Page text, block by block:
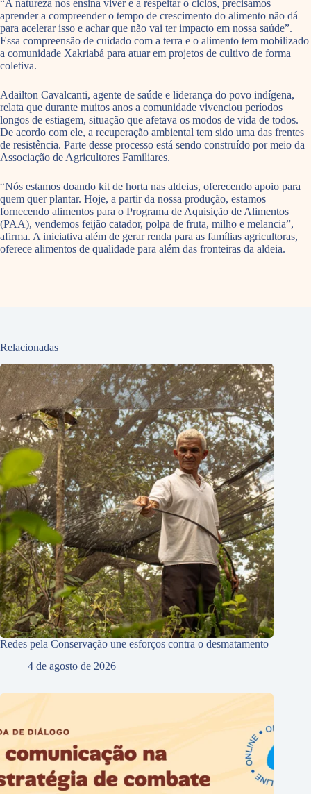
“A natureza nos ensina viver e a respeitar o ciclos, precisamos
aprender a compreender o tempo de crescimento do alimento não dá
para acelerar isso e achar que não vai ter impacto em nossa saúde”.
Essa compreensão de cuidado com a terra e o alimento tem mobilizado
a comunidade Xakriabá para atuar em projetos de cultivo de forma
coletiva.
Adailton Cavalcanti, agente de saúde e liderança do povo indígena,
relata que durante muitos anos a comunidade vivenciou períodos
longos de estiagem, situação que afetava os modos de vida de todos.
De acordo com ele, a recuperação ambiental tem sido uma das frentes
de resistência. Parte desse processo está sendo construído por meio da
Associação de Agricultores Familiares.
“Nós estamos doando kit de horta nas aldeias, oferecendo apoio para
quem quer plantar. Hoje, a partir da nossa produção, estamos
fornecendo alimentos para o Programa de Aquisição de Alimentos
(PAA), vendemos feijão catador, polpa de fruta, milho e melancia”,
afirma. A iniciativa além de gerar renda para as famílias agricultoras,
oferece alimentos de qualidade para além das fronteiras da aldeia.
Relacionadas
Redes pela Conservação une esforços contra o desmatamento
4 de agosto de 2026